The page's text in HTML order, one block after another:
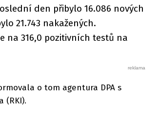
den přibylo 16.086 nových
21.743 nakažených.
na 316,0 pozitivních testů na
o tom agentura DPA s
(RKI).